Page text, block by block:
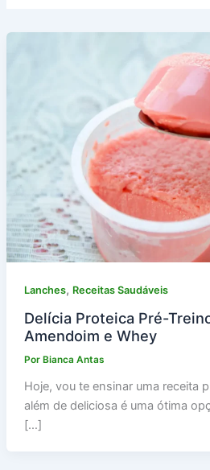
Lanches, Receitas Saudáveis
Delícia Proteica Pré-
Amendoim e Whey
Por Bianca Antas
Hoje, vou te ensinar uma receita
além de deliciosa é uma ótima
[…]